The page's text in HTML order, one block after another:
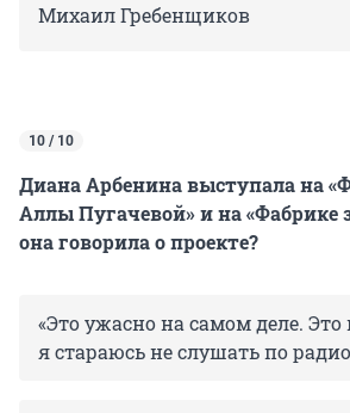
Михаил Гребенщиков
10 / 10
Диана Арбенина выступала на
Аллы Пугачевой» и на «Фабрике
она говорила о проекте?
«Это ужасно на самом деле.
я стараюсь не слушать по